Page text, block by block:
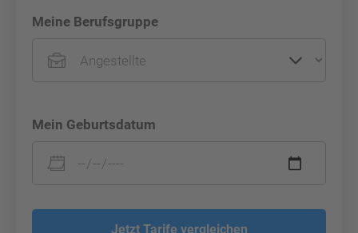
Meine Berufsgruppe
Mein Geburtsdatum
Jetzt Tarife vergleichen